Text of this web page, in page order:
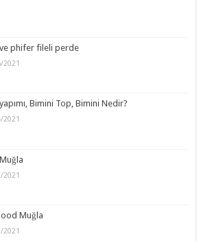
phifer fileli perde
2021
Bimini Top, Bimini Nedir?
2021
2021
Muğla
2021